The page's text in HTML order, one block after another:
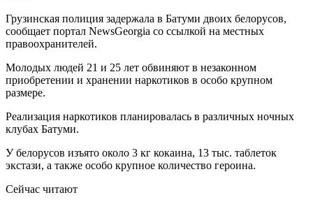
Грузинская полиция задержала в Батуми двоих белорусов,
сообщает портал NewsGeorgia со ссылкой на местных
правоохранителей.
Молодых людей 21 и 25 лет обвиняют в незаконном
приобретении и хранении наркотиков в особо крупном
размере.
Реализация наркотиков планировалась в различных ночных
клубах Батуми.
У белорусов изъято около 3 кг кокаина, 13 тыс. таблеток
экстази, а также особо крупное количество героина.
Сейчас читают